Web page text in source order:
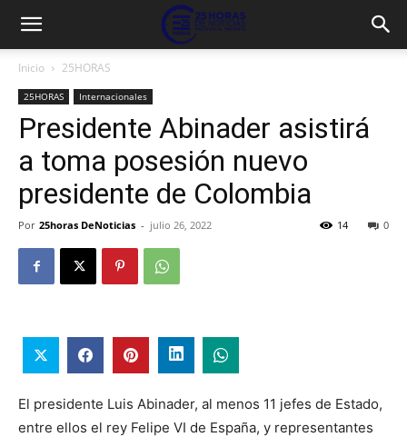
Inicio 25HORAS
25HORAS Internacionales
Presidente Abinader asistirá
a toma posesión nuevo
presidente de Colombia
Por 25horas DeNoticias - julio 26, 2022 0
14
El presidente Luis Abinader, al menos 11 jefes de Estado,
entre ellos el rey Felipe VI de España, y representantes